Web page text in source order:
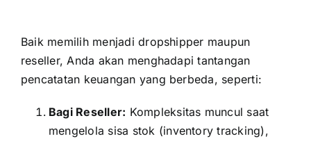
Baik memilih menjadi dropshipper maupun
reseller, Anda akan menghadapi tantangan
pencatatan keuangan yang berbeda, seperti:
Bagi Reseller: Kompleksitas muncul saat
mengelola sisa stok (inventory tracking),